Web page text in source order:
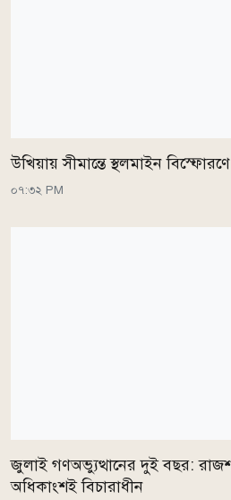
উখিয়ায় সীমান্তে স্থলমাইন
০৭:৩২ PM
জুলাই গণঅভ্যুত্থানের দুই বছর:
অধিকাংশই বিচারাধীন